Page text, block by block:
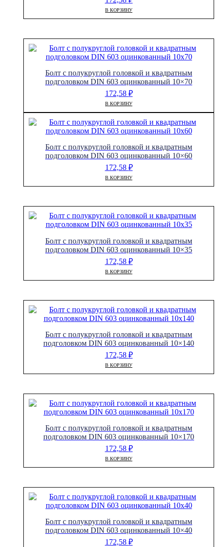
В КОРЗИНУ
Болт с полукруглой головкой и квадратным
подголовком DIN 603 оцинкованный 10×70
172,58 ₽
В КОРЗИНУ
Болт с полукруглой головкой и квадратным
подголовком DIN 603 оцинкованный 10×60
172,58 ₽
В КОРЗИНУ
Болт с полукруглой головкой и квадратным
подголовком DIN 603 оцинкованный 10×35
172,58 ₽
В КОРЗИНУ
Болт с полукруглой головкой и квадратным
подголовком DIN 603 оцинкованный 10×140
172,58 ₽
В КОРЗИНУ
Болт с полукруглой головкой и квадратным
подголовком DIN 603 оцинкованный 10×170
172,58 ₽
В КОРЗИНУ
Болт с полукруглой головкой и квадратным
подголовком DIN 603 оцинкованный 10×40
172,58 ₽